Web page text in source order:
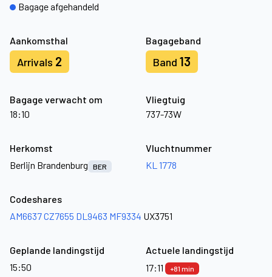
Aankomsthal
Arrivals 2
Bagageband
Band 13
Bagage verwacht om
18:10
Vliegtuig
737-73W
Bagage afgehandeld
Herkomst
Berlijn Brandenburg
BER
Vluchtnummer
KL 1778
Codeshares
AM6637CZ7655 DL9463 MF9334 UX3751
Geplande landingstijd
15:50
Actuele landingstijd
17:11
+81 min